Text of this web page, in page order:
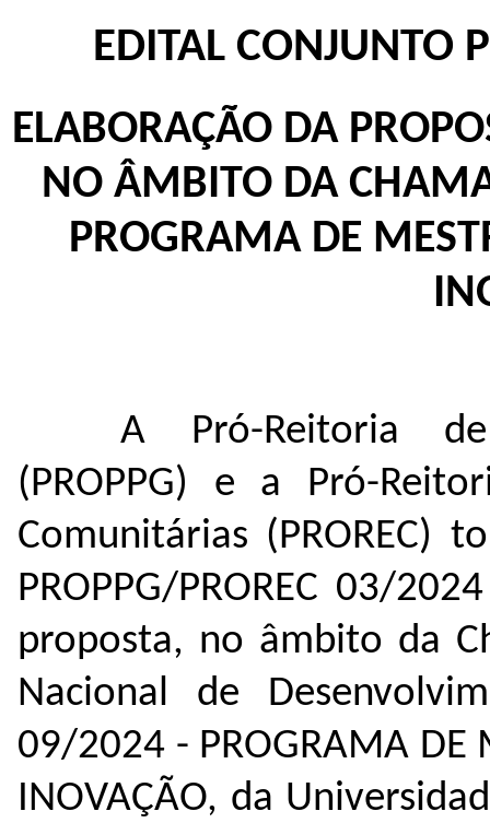
EDITAL CONJUNTO
ELABORAÇÃO DA
NO ÂMBITO DA
PROGRAMA DE
A Pró-Reitoria
(PROPPG) e a Pró-
Comunitárias (PROREC)
PROPPG/PROREC 03/
proposta, no âmbito da
Nacional de
09/2024 - PROGRAMA DE
INOVAÇÃO, da